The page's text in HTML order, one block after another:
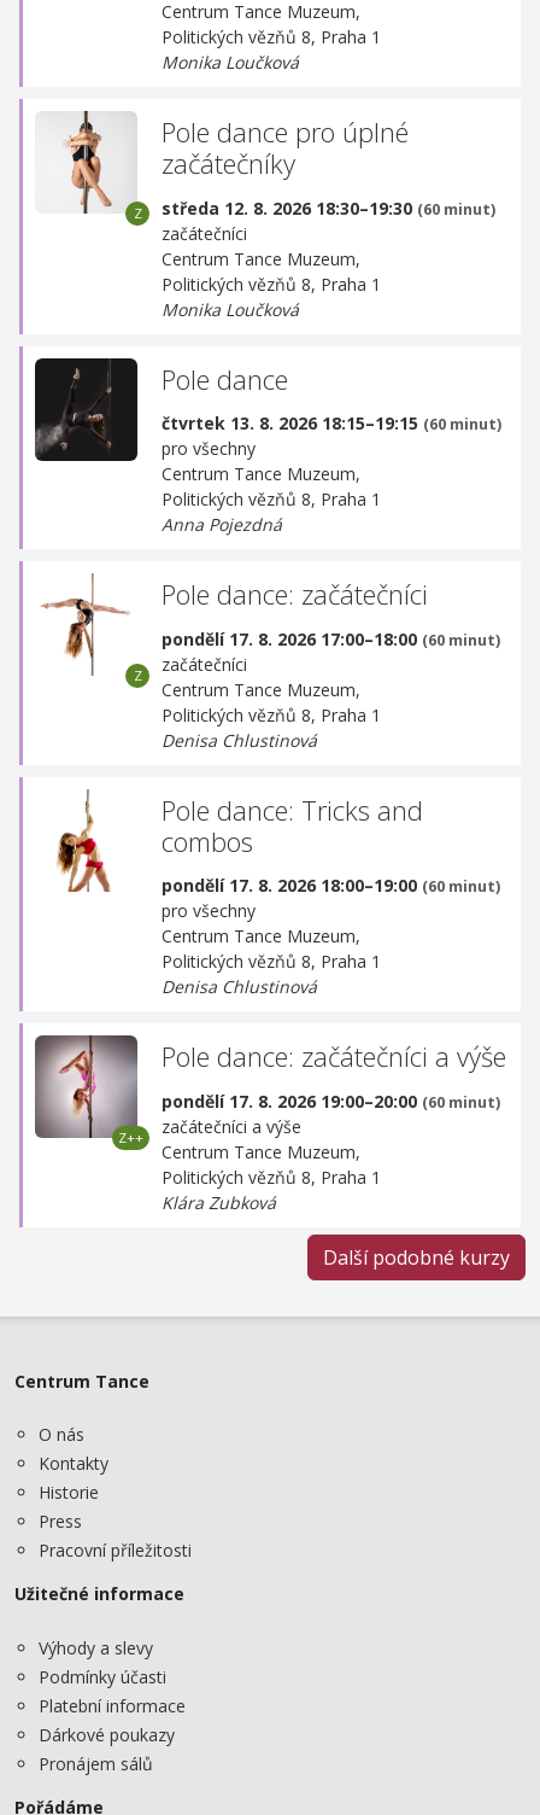
Centrum Tance Muzeum,
Politických vězňů 8, Praha 1
Monika Loučková
Pole dance pro úplné
začátečníky
středa 12. 8. 2026 18:30–19:30 (60 minut)
začátečníci
Centrum Tance Muzeum,
Politických vězňů 8, Praha 1
Monika Loučková
Pole dance
čtvrtek 13. 8. 2026 18:15–19:15 (60 minut)
pro všechny
Centrum Tance Muzeum,
Politických vězňů 8, Praha 1
Anna Pojezdná
Pole dance: začátečníci
pondělí 17. 8. 2026 17:00–18:00 (60 minut)
začátečníci
Centrum Tance Muzeum,
Politických vězňů 8, Praha 1
Denisa Chlustinová
Pole dance: Tricks and
combos
pondělí 17. 8. 2026 18:00–19:00 (60 minut)
pro všechny
Centrum Tance Muzeum,
Politických vězňů 8, Praha 1
Denisa Chlustinová
Pole dance: začátečníci a výše
pondělí 17. 8. 2026 19:00–20:00 (60 minut)
začátečníci a výše
Centrum Tance Muzeum,
Politických vězňů 8, Praha 1
Klára Zubková
Další podobné kurzy
Centrum Tance
O nás
Kontakty
Historie
Press
Pracovní příležitosti
Užitečné informace
Výhody a slevy
Podmínky účasti
Platební informace
Dárkové poukazy
Pronájem sálů
Pořádáme